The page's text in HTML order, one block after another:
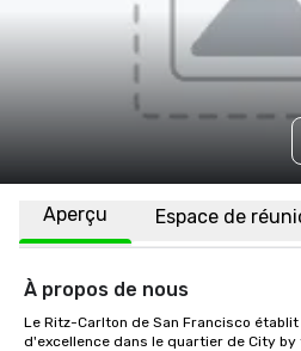
Aperçu Espace de
À propos de nous
Le Ritz-Carlton de San Francisco
d'excellence dans le quartier de City by